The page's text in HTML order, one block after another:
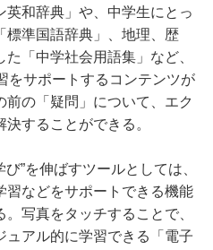
英和辞典」や、中学生にとっ
標準国語辞典」、地理、歴
「中学社会用語集」など、
をサポートするコンテンツが
の「疑問」について、エク
することができる。
”を伸ばすツールとしては、
習などをサポートできる機能
写真をタッチすることで、
ュアル的に学習できる「電子